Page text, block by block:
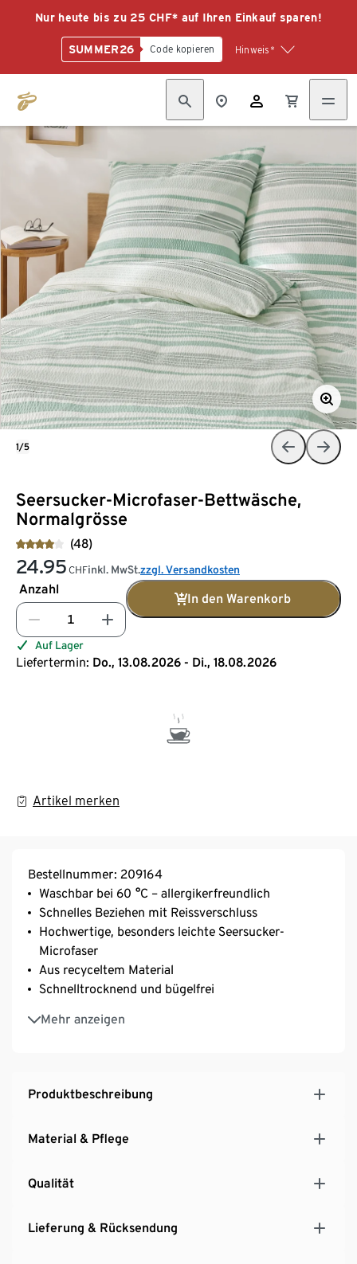
Nur heute bis zu 25 CHF* auf Ihren Einkauf sparen!
SUMMER26 Code kopieren Hinweis*
Seersucker-Microfaser-Bettwäsche,
Normalgrösse
(48)
24.95 CHFinkl. MwSt.zzgl. Versandkosten
Anzahl
In den Warenkorb
Auf Lager
Liefertermin: Do., 13.08.2026 - Di., 18.08.2026
Artikel merken
1/5
Bestellnummer: 209164
Waschbar bei 60 °C – allergikerfreundlich
Schnelles Beziehen mit Reissverschluss
Hochwertige, besonders leichte Seersucker-
Microfaser
Aus recyceltem Material
Schnelltrocknend und bügelfrei
Mehr anzeigen
Diese Bettwäsche schont Ressourcen.
Produktbeschreibung
Material & Pflege
Qualität
Lieferung & Rücksendung